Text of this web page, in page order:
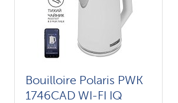
Bouilloire Polaris PWK
1746CAD WI-FI IQ